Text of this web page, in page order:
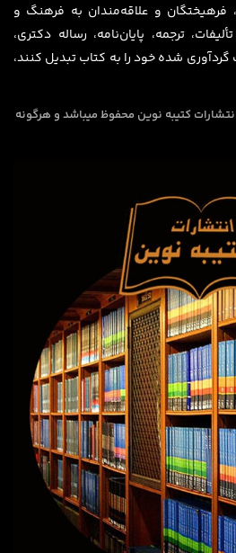
فرهیختگان و علاقه‌مندان به فرهنگ و
ترجمه، پایان‌نامه، رساله دکتری،
شده خود را به کتاب تبدیل کنند،
کتیبه نوین محفوظ میباشد و هرگونه